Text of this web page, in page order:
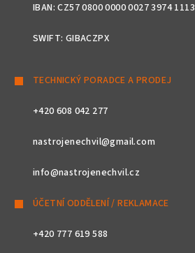
IBAN: CZ57 0800 0000 0027 3974 1113
SWIFT: GIBACZPX
TECHNICKÝ PORADCE A PRODEJ
+420 608 042 277
nastrojenechvil@gmail.com
info@nastrojenechvil.cz
ÚČETNÍ ODDĚLENÍ / REKLAMACE
+420 777 619 588